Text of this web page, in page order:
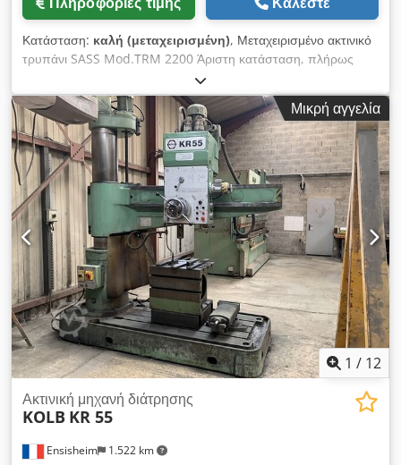
ταχυτήτων μπορούν να στερεωθούν ταυτόχρονα με το πάτημα
ενός κουμπιού. Βασικός εξοπλισμός: - Συσκευή βιδώματος -
Συσκευή ψυκτικού υγρού με αντλία - Φως μηχανής - Τραπέζι
κύβου 635 x 520 x 420 mm - Εργαλεία λειτουργίας σε κουτί -
Οδηγίες λειτουργίας και κατάλογος ανταλλακτικών -
Προστατευτική διάταξη για την άτρακτο - CE
Κατάσταση: καλή (μεταχειρισμένη), Μεταχειρισμένο ακτινικό
τρυπάνι SASS Mod.TRM 2200 Άριστη κατάσταση, πλήρως
λειτουργικό. Dkedpfx Aieikqz Sj Uor Παρεχόμενος κύβος
Μέγιστη διάμετρος τρυπανιού από συμπαγή χυτοσίδηρο 20-22
100 mm Μέγιστη διάμετρος τρυπανιού από συμπαγή χάλυβα
R=60 80 mm Διάμετρος τσοκ άξονα 102 mm Κωνικότητα
άξονα 6 Κατακόρυφη διαδρομή της ατράκτου 500 mm
Ταχύτητα περιστροφής 32 Τιμές ταχύτητας ατράκτου με
κινητήρα 50 Hz - rpm 18 ÷ 1600 Αυτόματες τροφοδοσίες
Μέγιστη εμβέλεια από την άκρη της στήλης έως τον άξονα της
ατράκτου 2230 mm Ελάχιστη και μέγιστη ακτίνα διάτρησης
660 ÷ 2505 mm Μετατόπιση κεφαλής στο βραχίονα 1845 mm
Μετατόπιση κάθετου βραχίονα 1040 mm Διάμετρος στήλης
550 mm Ύψος στήλης με κινητήρα 3720 mm Ύψος πλάκας
βάσης 260 mm Ύψος πλάκας βάσης 2490 x 1230 mm
Κινητήρας ατράκτου 11 HP Βάρος 9000 kg
Μικρή αγγελία
1 / 12
Ensisheim 1.522 km
Ακτινική μηχανή διάτρησης
KOLB KR 55